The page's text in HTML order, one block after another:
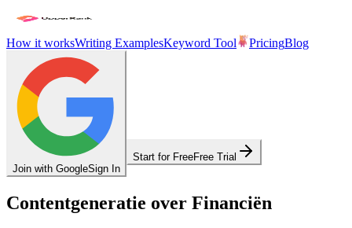
How it worksWriting ExamplesKeyword Tool PricingBlog
Join with GoogleSign In
Start for FreeFree Trial
Contentgeneratie over Financiën